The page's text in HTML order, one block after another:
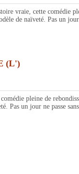
vraie, cette comédie
de naïveté. Pas un
(L')
pleine de
Pas un jour ne passe